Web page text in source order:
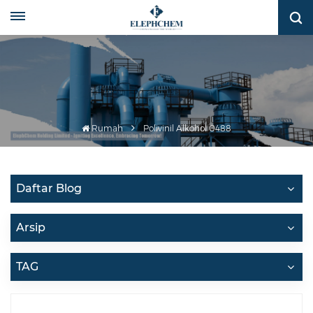
Rumah Polivinil Alkohol 0488
Daftar Blog
Arsip
TAG